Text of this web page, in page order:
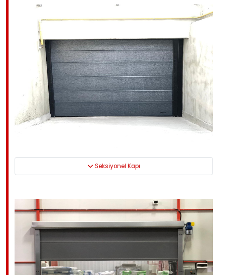
Seksiyonel Kapı